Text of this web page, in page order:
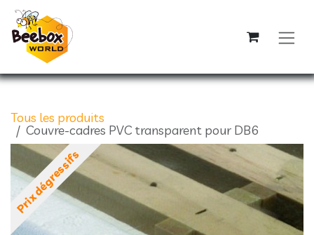
Se rendre au contenu
Tous les produits
Couvre-cadres PVC transparent pour DB6
Prix dégressifs